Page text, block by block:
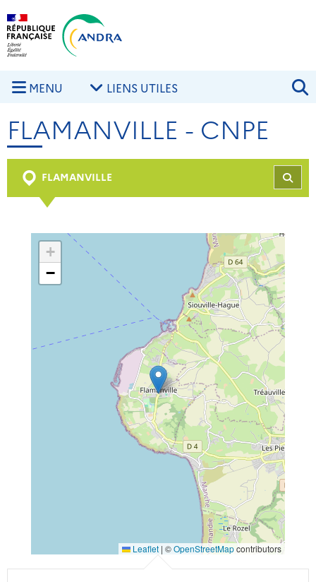
Aller au contenu principal
MENU LIENS UTILES
FLAMANVILLE - CNPE
FLAMANVILLE
+
−
Leaflet | ©OpenStreetMapcontributors